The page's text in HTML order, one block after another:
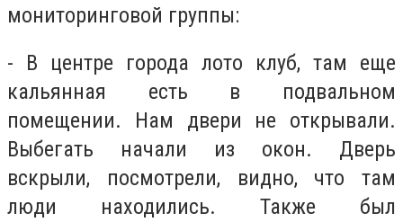
мониторинговой группы:
- В центре города лото клуб, там еще
кальянная есть в подвальном
помещении. Нам двери не открывали.
Выбегать начали из окон. Дверь
вскрыли, посмотрели, видно, что там
люди находились. Также был